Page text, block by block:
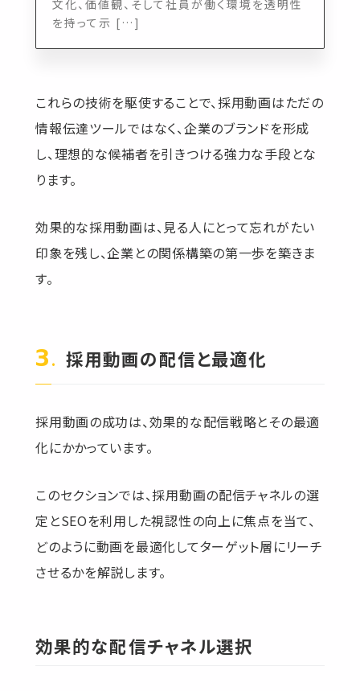
文化、価値観、そして社員が働く環境を透明性
を持って示 […]
これらの技術を駆使することで、採用動画はただの
情報伝達ツールではなく、企業のブランドを形成
し、理想的な候補者を引きつける強力な手段とな
ります。
効果的な採用動画は、見る人にとって忘れがたい
印象を残し、企業との関係構築の第一歩を築きま
す。
採用動画の配信と最適化
採用動画の成功は、効果的な配信戦略とその最適
化にかかっています。
このセクションでは、採用動画の配信チャネルの選
定とSEOを利用した視認性の向上に焦点を当て、
どのように動画を最適化してターゲット層にリーチ
させるかを解説します。
効果的な配信チャネル選択